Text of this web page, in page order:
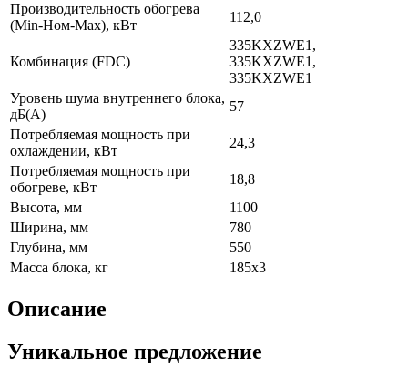
Производительность обогрева
(Min-Ном-Max), кВт
112,0
Комбинация (FDC)
335KXZWE1,
335KXZWE1,
335KXZWE1
Уровень шума внутреннего блока,
дБ(А)
57
Потребляемая мощность при
охлаждении, кВт
24,3
Потребляемая мощность при
обогреве, кВт
18,8
Высота, мм
1100
Ширина, мм
780
Глубина, мм
550
Масса блока, кг
185x3
Описание
Уникальное предложение